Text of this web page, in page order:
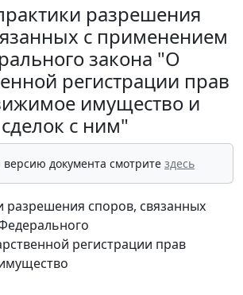
разрешения
с применением
закона "О
регистрации прав
имущество и
сделок с ним"
версию документа смотрите здесь
разрешения споров, связанных
регистрации прав